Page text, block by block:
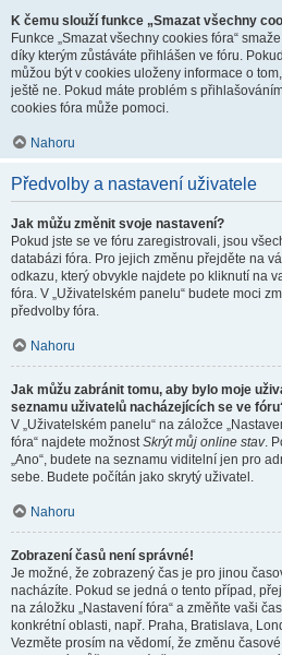
K čemu slouží funkce „Smazat všechny
Funkce „Smazat všechny cookies fóra“
díky kterým zůstáváte přihlášen ve fóru.
můžou být v cookies uloženy informace o
ještě ne. Pokud máte problém s
cookies fóra může pomoci.
Nahoru
Předvolby a nastavení uživatele
Jak můžu změnit svoje nastavení?
Pokud jste se ve fóru zaregistrovali, jsou
databázi fóra. Pro jejich změnu přejděte na
odkazu, který obvykle najdete po kliknutí na
fóra. V „Uživatelském panelu“ budete moci
předvolby fóra.
Nahoru
Jak můžu zabránit tomu, aby bylo moje
seznamu uživatelů nacházejících se ve
V „Uživatelském panelu“ na záložce
fóra“ najdete možnostSkrýt můj online stav.
„Ano“, budete na seznamu viditelní jen pro
sebe. Budete počítán jako skrytý uživatel.
Nahoru
Zobrazení časů není správné!
Je možné, že zobrazený čas je pro jinou
nacházíte. Pokud se jedná o tento případ,
na záložku „Nastavení fóra“ a změňte vaši
konkrétní oblasti, např. Praha, Bratislava,
Vezměte prosím na vědomí, že změnu